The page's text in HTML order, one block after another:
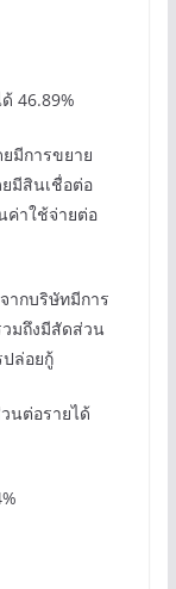
46.89%
มีการขยาย
มีสินเชื่อต่อ
ค่าใช้จ่ายต่อ
ากบริษัทมีการ
มถึงมีสัดส่วน
ปล่อยกู้
นต่อรายได้